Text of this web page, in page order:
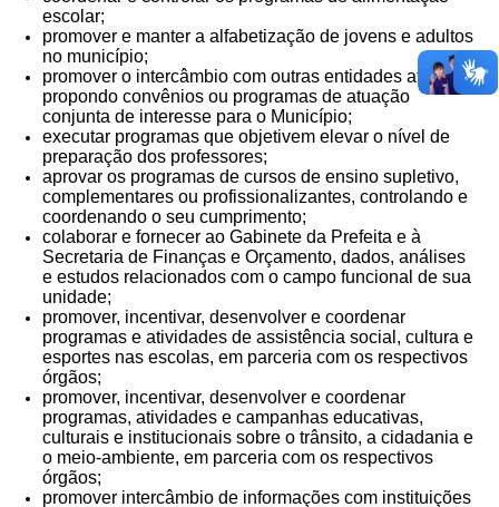
escolar;
promover e manter a alfabetização de jovens e adultos
no município;
promover o intercâmbio com outras entidades afins,
propondo convênios ou programas de atuação
conjunta de interesse para o Município;
executar programas que objetivem elevar o nível de
preparação dos professores;
aprovar os programas de cursos de ensino supletivo,
complementares ou profissionalizantes, controlando e
coordenando o seu cumprimento;
colaborar e fornecer ao Gabinete da Prefeita e à
Secretaria de Finanças e Orçamento, dados, análises
e estudos relacionados com o campo funcional de sua
unidade;
promover, incentivar, desenvolver e coordenar
programas e atividades de assistência social, cultura e
esportes nas escolas, em parceria com os respectivos
órgãos;
promover, incentivar, desenvolver e coordenar
programas, atividades e campanhas educativas,
culturais e institucionais sobre o trânsito, a cidadania e
o meio-ambiente, em parceria com os respectivos
órgãos;
promover intercâmbio de informações com instituições